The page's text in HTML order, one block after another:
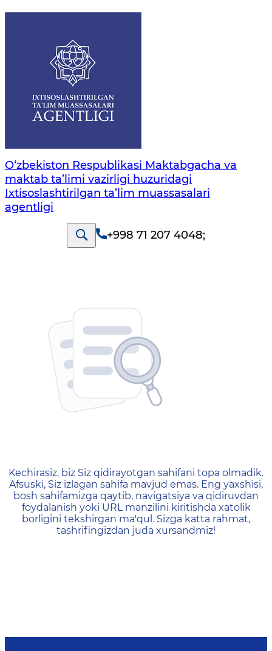
O‘zbekiston Respublikasi Maktabgacha va
maktab ta’limi vazirligi huzuridagi
Ixtisoslashtirilgan ta’lim muassasalari
agentligi
+998 71 207 4048;
404 — Страница не
Kechirasiz, biz Siz qidirayotgan sahifani topa olmadik.
Afsuski, Siz izlagan sahifa mavjud emas. Eng yaxshisi,
bosh sahifamizga qaytib, navigatsiya va qidiruvdan
foydalanish yoki URL manzilini kiritishda xatolik
borligini tekshirgan ma'qul. Sizga katta rahmat,
tashrifingizdan juda xursandmiz!